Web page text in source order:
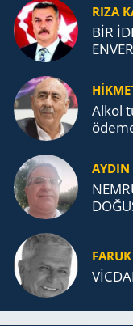
RIZA
BİR
Alkol
AYDIN